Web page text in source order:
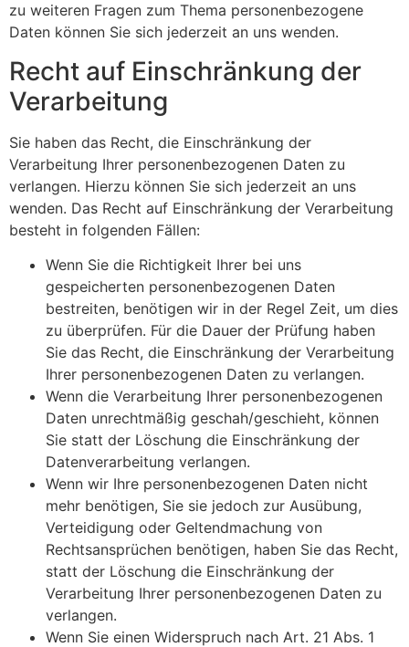
zu weiteren Fragen zum Thema personenbezogene
Daten können Sie sich jederzeit an uns wenden.
Recht auf Einschränkung der
Verarbeitung
Sie haben das Recht, die Einschränkung der
Verarbeitung Ihrer personenbezogenen Daten zu
verlangen. Hierzu können Sie sich jederzeit an uns
wenden. Das Recht auf Einschränkung der Verarbeitung
besteht in folgenden Fällen:
Wenn Sie die Richtigkeit Ihrer bei uns
gespeicherten personenbezogenen Daten
bestreiten, benötigen wir in der Regel Zeit, um dies
zu überprüfen. Für die Dauer der Prüfung haben
Sie das Recht, die Einschränkung der Verarbeitung
Ihrer personenbezogenen Daten zu verlangen.
Wenn die Verarbeitung Ihrer personenbezogenen
Daten unrechtmäßig geschah/geschieht, können
Sie statt der Löschung die Einschränkung der
Datenverarbeitung verlangen.
Wenn wir Ihre personenbezogenen Daten nicht
mehr benötigen, Sie sie jedoch zur Ausübung,
Verteidigung oder Geltendmachung von
Rechtsansprüchen benötigen, haben Sie das Recht,
statt der Löschung die Einschränkung der
Verarbeitung Ihrer personenbezogenen Daten zu
verlangen.
Wenn Sie einen Widerspruch nach Art. 21 Abs. 1